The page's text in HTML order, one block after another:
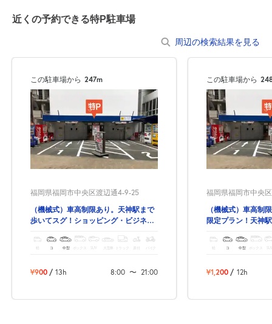
近くの予約できる特P駐車場
周辺の検索結果を見る
この駐車場から 247m
福岡県福岡市中央区渡辺通4-9-25
（機械式）車高制限あり。天神駅まで
歩いてスグ！ショッピング・ビジネ
軽 コ 中型 ボックス SUV 大型車 トラック バイク
¥900 / 13h 8:00 〜 21:00
この駐車場から
福岡県福岡市中央
（機械式）車高制
限定プラン！天神
軽 コ 中型 ボックス
¥1,200 / 12h